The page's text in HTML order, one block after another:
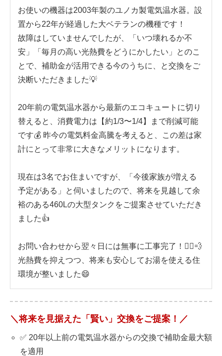
お使いの機器は2003年製のユノカ製電気温水器。設
置から22年が経過した大ベテランの機種です！
故障はしていませんでしたが、「いつ壊れるか不
安」「毎月の高い光熱費をどうにかしたい」とのこ
とで、補助金が活用できる今のうちに、と交換をご
決断いただきました💡
20年前の電気温水器から最新のエコキュートに切り
替えると、消費電力は【約1/3〜1/4】まで削減可能
です💰 昨今の電気料金高騰を考えると、この差は家
計にとって非常に大きなメリットになります。
現在は3名でお住まいですが、「今後家族が増える
予定がある」と伺いましたので、将来を見越して余
裕のある460Lの大型タンクをご提案させていただき
ました👍
お問い合わせから翌々日には無事に工事完了！🏃‍♂️💨
光熱費を抑えつつ、将来も安心してお湯を使える住
環境が整いました😄
＼将来を見据えた「賢い」交換をご提案！／
✅ 20年以上前の電気温水器からの交換で補助金最大額
を適用